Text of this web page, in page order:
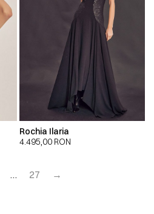
Rochia Ilaria
4.495,00 RON
… 27 →